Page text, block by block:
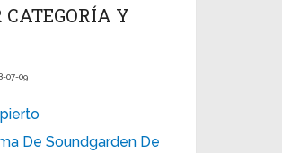
CATEGORÍA Y
07-09
De Soundgarden De